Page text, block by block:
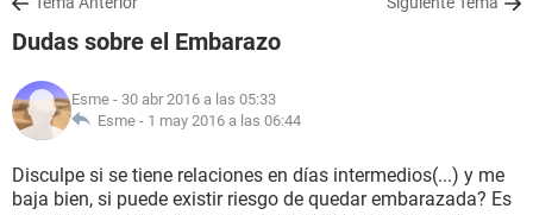
NUTRICIÓN
BIENESTAR
Dudas sobre el Embarazo
Esme - 30 abr 2016 a las 05:33
Esme - 1 may 2016 a las 06:44
Disculpe si se tiene relaciones en días intermedios(...) y me
baja bien, si puede existir riesgo de quedar embarazada? Es